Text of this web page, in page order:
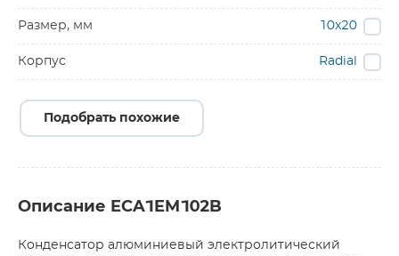
Размер, мм 10x20
Корпус Radial
Подобрать похожие
Описание ECA1EM102B
Конденсатор алюминиевый электролитический